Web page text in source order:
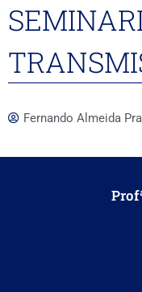
Fernando Almeida